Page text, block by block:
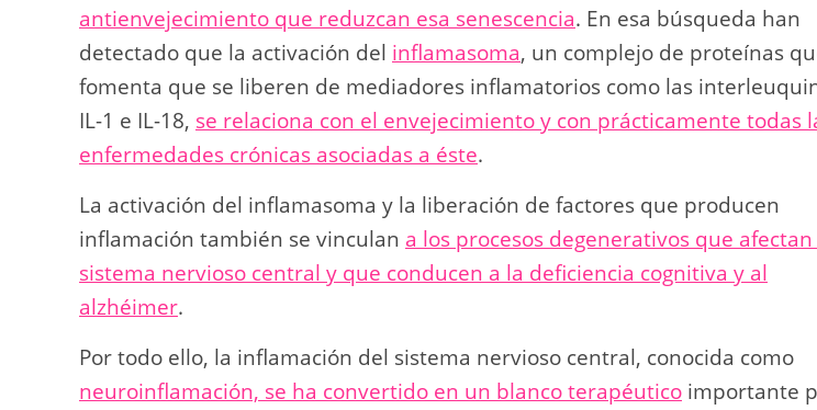
antienvejecimiento que reduzcan esa senescencia. En esa búsqueda han
detectado que la activación del inflamasoma, un complejo de proteínas
fomenta que se liberen de mediadores inflamatorios como las
IL-1 e IL-18, se relaciona con el envejecimiento y con prácticamente todas
enfermedades crónicas asociadas a éste.
La activación del inflamasoma y la liberación de factores que producen
inflamación también se vinculan a los procesos degenerativos que afectan
sistema nervioso central y que conducen a la deficiencia cognitiva y al
alzhéimer.
Por todo ello, la inflamación del sistema nervioso central, conocida como
neuroinflamación, se ha convertido en un blanco terapéutico importante